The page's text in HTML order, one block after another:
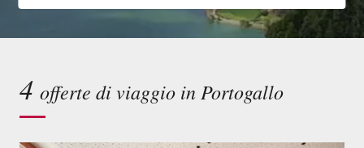
4 offerte di viaggio in Portogallo